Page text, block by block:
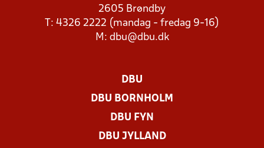
2605 Brøndby
T: 4326 2222 (mandag - fredag 9-16)
M: dbu@dbu.dk
DBU
DBU BORNHOLM
DBU FYN
DBU JYLLAND